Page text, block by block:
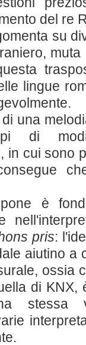
del re
su
lingue
una
di
, in cui sono
è
pris:
aiutino a
ossia
di KNX,
stessa